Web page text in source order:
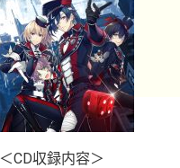
＜CD収録内容＞